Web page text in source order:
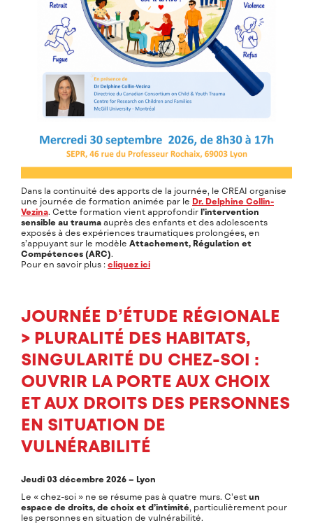
Dans la continuité des apports de la journée, le CREAI organise
une journée de formation animée par le Dr. Delphine Collin-
Vezina. Cette formation vient approfondir l’intervention
sensible au trauma auprès des enfants et des adolescents
exposés à des expériences traumatiques prolongées, en
s’appuyant sur le modèle Attachement, Régulation et
Compétences (ARC).
Pour en savoir plus : cliquez ici
JOURNÉE D’ÉTUDE RÉGIONALE
> PLURALITÉ DES HABITATS,
SINGULARITÉ DU CHEZ-SOI :
OUVRIR LA PORTE AUX CHOIX
ET AUX DROITS DES PERSONNES
EN SITUATION DE
VULNÉRABILITÉ
Jeudi 03 décembre 2026 – Lyon
Le « chez-soi » ne se résume pas à quatre murs. C’est un
espace de droits, de choix et d’intimité, particulièrement pour
les personnes en situation de vulnérabilité.